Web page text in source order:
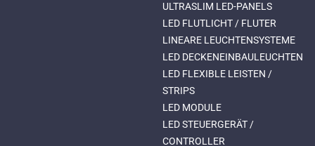
ULTRASLIM LED-PANELS
LED FLUTLICHT / FLUTER
LINEARE LEUCHTENSYSTEME
LED DECKENEINBAULEUCHTEN
LED FLEXIBLE LEISTEN /
STRIPS
LED MODULE
LED STEUERGERÄT /
CONTROLLER